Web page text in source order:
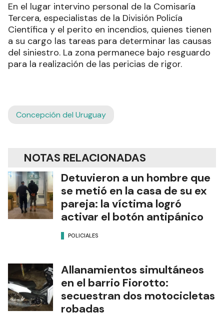
En el lugar intervino personal de la Comisaría
Tercera, especialistas de la División Policía
Científica y el perito en incendios, quienes tienen
a su cargo las tareas para determinar las causas
del siniestro. La zona permanece bajo resguardo
para la realización de las pericias de rigor.
Concepción del Uruguay
NOTAS RELACIONADAS
Detuvieron a un hombre que
se metió en la casa de su ex
pareja: la víctima logró
activar el botón antipánico
POLICIALES
Allanamientos simultáneos
en el barrio Fiorotto:
secuestran dos motocicletas
robadas